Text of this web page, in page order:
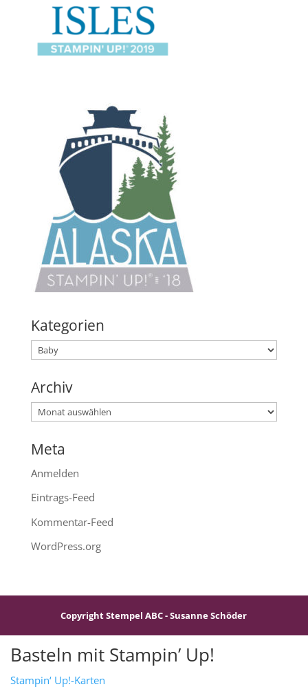
Kategorien
Kategorien
Archiv
Archiv
Meta
Anmelden
Eintrags-Feed
Kommentar-Feed
WordPress.org
Copyright Stempel ABC - Susanne Schöder
Basteln mit Stampin’ Up!
Stampin‘ Up!-Karten